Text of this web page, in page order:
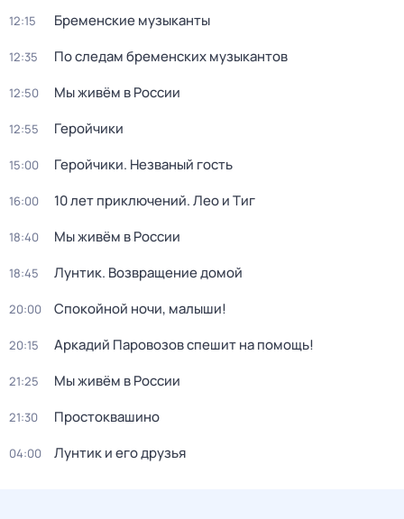
12:15 Бременские музыканты
12:35 По следам бременских музыкантов
12:50 Мы живём в России
12:55 Геройчики
15:00 Геройчики. Незваный гость
16:00 10 лет приключений. Лео и Тиг
18:40 Мы живём в России
18:45 Лунтик. Возвращение домой
20:00 Спокойной ночи, малыши!
20:15 Аркадий Паровозов спешит на помощь!
21:25 Мы живём в России
21:30 Простоквашино
04:00 Лунтик и его друзья